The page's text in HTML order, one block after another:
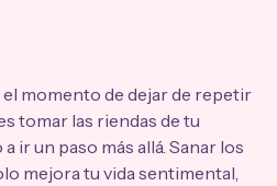
el momento de dejar de repetir
tomar las riendas de tu
ir un paso más allá. Sanar los
mejora tu vida sentimental,